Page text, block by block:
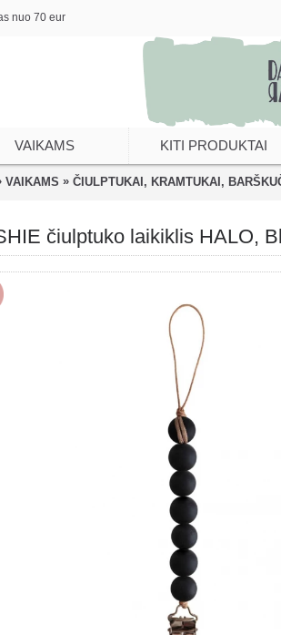
nuo 70 eur
VAIKAMS KITI PRODUKTAI
VAIKAMS » ČIULPTUKAI, KRAMTUKAI,
čiulptuko laikiklis HALO,